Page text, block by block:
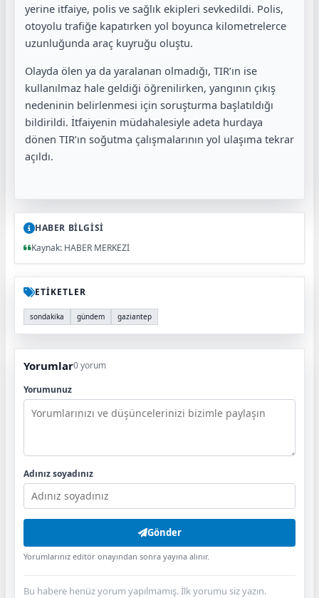
yerine itfaiye, polis ve sağlık ekipleri sevkedildi. Polis,
otoyolu trafiğe kapatırken yol boyunca kilometrelerce
uzunluğunda araç kuyruğu oluştu.
Olayda ölen ya da yaralanan olmadığı, TIR’ın ise
kullanılmaz hale geldiği öğrenilirken, yangının çıkış
nedeninin belirlenmesi için soruşturma başlatıldığı
bildirildi. İtfaiyenin müdahalesiyle adeta hurdaya
dönen TIR’ın soğutma çalışmalarının yol ulaşıma tekrar
açıldı.
HABER BİLGİSİ
Kaynak: HABER MERKEZİ
ETİKETLER
sondakika gündem gaziantep
Yorumlar0 yorum
Yorumunuz
Adınız soyadınız
Gönder
Yorumlarınız editör onayından sonra yayına alınır.
Bu habere henüz yorum yapılmamış. İlk yorumu siz yazın.